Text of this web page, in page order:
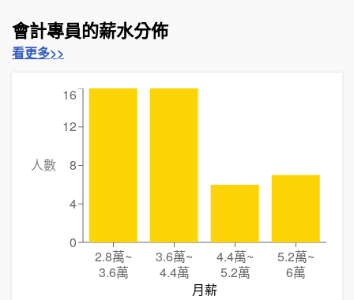
會計專員的薪水分佈
看更多>>
2.8萬~
3.6萬
3.6萬~
4.4萬
4.4萬~
5.2萬
5.2萬~
6萬
月薪
0
4
8
12
16
人數